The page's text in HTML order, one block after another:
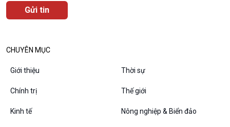
VOV1 đặc biệt
Thanh âm ký sự
CHUYÊN MỤC
Giới thiệu Thời sự
Chính trị Thế giới
Kinh tế Nông nghiệp & Biển đảo